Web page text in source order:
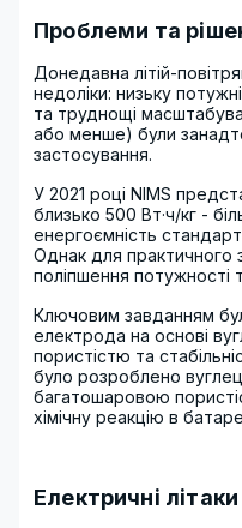
Проблеми та
Донедавна літій-
недоліки: низьку
та труднощі
або менше) були
застосування.
У 2021 році NIMS
близько 500 Вт·ч/кг -
енергоємність
Однак для практичного
поліпшення потужності
Ключовим завданням
електрода на основі
пористістю та
було розроблено
багатошаровою
хімічну реакцію в
Електричні